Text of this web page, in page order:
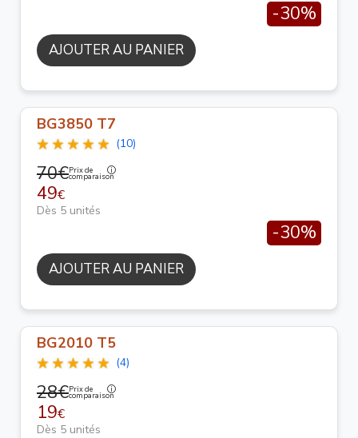
-30%
AJOUTER AU PANIER
BG3850 T7
(10)
70€Prix de
comparaison
49€
Dès 5 unités
-30%
AJOUTER AU PANIER
BG2010 T5
(4)
28€Prix de
comparaison
19€
Dès 5 unités